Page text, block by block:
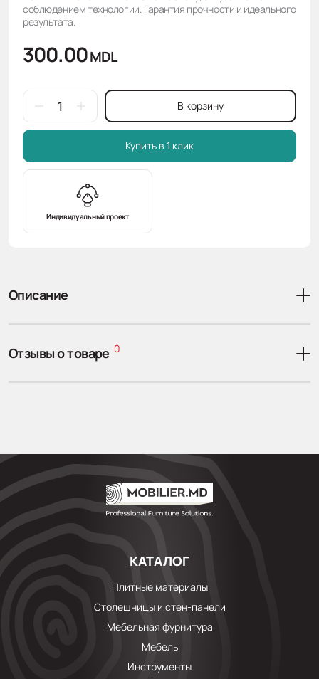
Индивидуальный проект
соблюдением технологии. Гарантия прочности и идеального
результата.
300.00MDL
В корзину
Купить в 1 клик
Описание
Отзывы о товаре 0
КАТАЛОГ
Плитные материалы
Столешницы и стен-панели
Мебельная фурнитура
Мебель
Инструменты